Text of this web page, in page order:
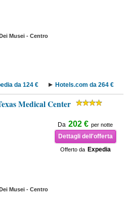
Musei - Centro
da 124 € Hotels.com da 264 €
Medical Center
Da 202 € per notte
Dettagli dell'offerta
Offerto da Expedia
Musei - Centro